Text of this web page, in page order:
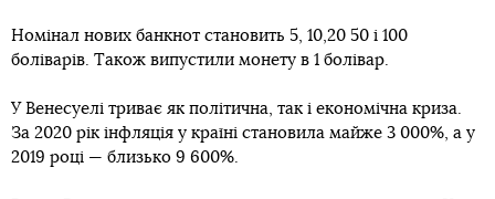
Номінал нових банкнот становить 5, 10,20 50 і 100
боліварів. Також випустили монету в 1 болівар.
У Венесуелі триває як політична, так і економічна криза.
За 2020 рік інфляція у країні становила майже 3 000%, а у
2019 році — близько 9 600%.